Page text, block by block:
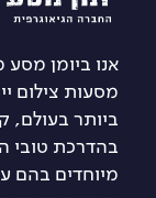
זיו קורן
אנו ביומן מסע
מסעות צילום
ביותר בעולם,
בהדרכת טובי
מיוחדים בהם